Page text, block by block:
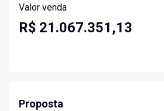
Valor venda
R$ 21.067.351,13
Proposta